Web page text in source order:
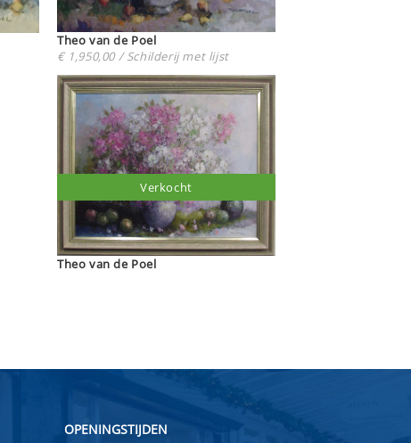
Theo van de Poel
€ 1,950,00 / Schilderij met lijst
Theo van de Poel
Verkocht
OPENINGSTIJDEN